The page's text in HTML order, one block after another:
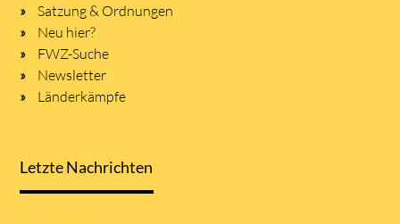
Satzung & Ordnungen
Neu hier?
FWZ-Suche
Newsletter
Länderkämpfe
Letzte Nachrichten